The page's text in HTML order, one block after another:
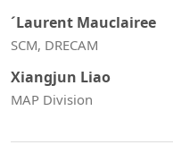
´Laurent Mauclairee
SCM, DRECAM
Xiangjun Liao
MAP Division